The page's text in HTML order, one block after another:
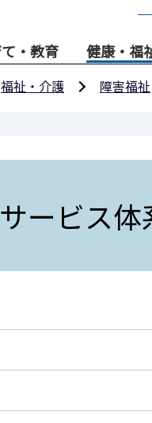
・教育 健康・福
福祉・介護 障害福祉
ービス体